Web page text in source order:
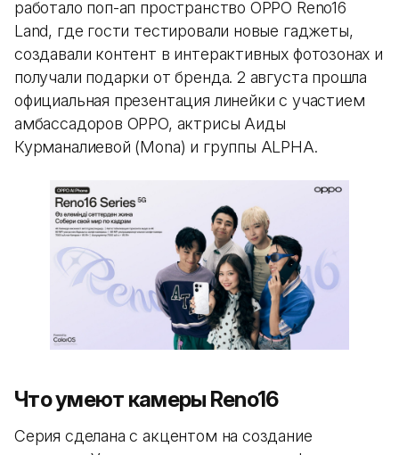
работало поп-ап пространство OPPO Reno16
Land, где гости тестировали новые гаджеты,
создавали контент в интерактивных фотозонах и
получали подарки от бренда. 2 августа прошла
официальная презентация линейки с участием
амбассадоров OPPO, актрисы Аиды
Курманалиевой (Mona) и группы ALPHA.
Что умеют камеры Reno16
Серия сделана с акцентом на создание